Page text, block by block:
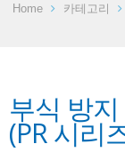
Home 카테고리
부식 방
(PR 시리